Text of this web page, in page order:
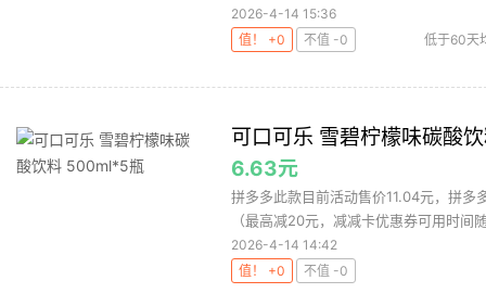
2026-4-14 15:36
值！ +0
不值 -0 低于60天
可口可乐 雪碧柠檬味碳酸
6.63元
拼多多此款目前活动售价11.04元，拼
（最高减20元，减减卡优惠券可用时间
2026-4-14 14:42
值！ +0
不值 -0